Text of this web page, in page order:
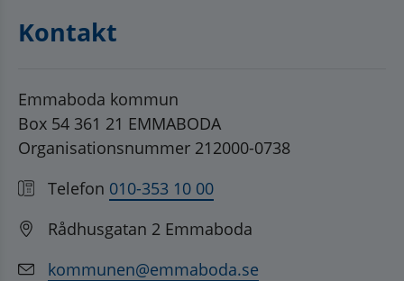
Kontakt
Emmaboda kommun
Box 54 361 21 EMMABODA
Organisationsnummer 212000-0738
Telefon 010-353 10 00
Rådhusgatan 2 Emmaboda
kommunen@emmaboda.se